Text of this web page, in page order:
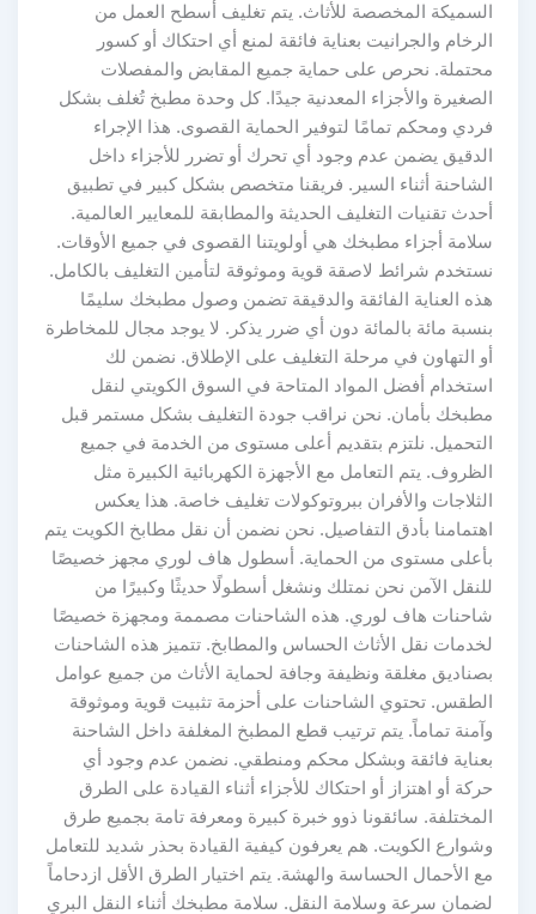
السميكة المخصصة للأثاث. يتم تغليف أسطح العمل من
الرخام والجرانيت بعناية فائقة لمنع أي احتكاك أو كسور
محتملة. نحرص على حماية جميع المقابض والمفصلات
الصغيرة والأجزاء المعدنية جيدًا. كل وحدة مطبخ تُغلف بشكل
فردي ومحكم تمامًا لتوفير الحماية القصوى. هذا الإجراء
الدقيق يضمن عدم وجود أي تحرك أو تضرر للأجزاء داخل
الشاحنة أثناء السير. فريقنا متخصص بشكل كبير في تطبيق
أحدث تقنيات التغليف الحديثة والمطابقة للمعايير العالمية.
سلامة أجزاء مطبخك هي أولويتنا القصوى في جميع الأوقات.
نستخدم شرائط لاصقة قوية وموثوقة لتأمين التغليف بالكامل.
هذه العناية الفائقة والدقيقة تضمن وصول مطبخك سليمًا
بنسبة مائة بالمائة دون أي ضرر يذكر. لا يوجد مجال للمخاطرة
أو التهاون في مرحلة التغليف على الإطلاق. نضمن لك
استخدام أفضل المواد المتاحة في السوق الكويتي لنقل
مطبخك بأمان. نحن نراقب جودة التغليف بشكل مستمر قبل
التحميل. نلتزم بتقديم أعلى مستوى من الخدمة في جميع
الظروف. يتم التعامل مع الأجهزة الكهربائية الكبيرة مثل
الثلاجات والأفران ببروتوكولات تغليف خاصة. هذا يعكس
اهتمامنا بأدق التفاصيل. نحن نضمن أن نقل مطابخ الكويت يتم
بأعلى مستوى من الحماية. أسطول هاف لوري مجهز خصيصًا
للنقل الآمن نحن نمتلك ونشغل أسطولًا حديثًا وكبيرًا من
شاحنات هاف لوري. هذه الشاحنات مصممة ومجهزة خصيصًا
لخدمات نقل الأثاث الحساس والمطابخ. تتميز هذه الشاحنات
بصناديق مغلقة ونظيفة وجافة لحماية الأثاث من جميع عوامل
الطقس. تحتوي الشاحنات على أحزمة تثبيت قوية وموثوقة
وآمنة تماماً. يتم ترتيب قطع المطبخ المغلفة داخل الشاحنة
بعناية فائقة وبشكل محكم ومنطقي. نضمن عدم وجود أي
حركة أو اهتزاز أو احتكاك للأجزاء أثناء القيادة على الطرق
المختلفة. سائقونا ذوو خبرة كبيرة ومعرفة تامة بجميع طرق
وشوارع الكويت. هم يعرفون كيفية القيادة بحذر شديد للتعامل
مع الأحمال الحساسة والهشة. يتم اختيار الطرق الأقل ازدحاماً
لضمان سرعة وسلامة النقل. سلامة مطبخك أثناء النقل البري